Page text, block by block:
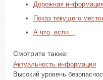
Дорожная
Показ текущего
А что, если…
Смотрите также:
Актуальность информации
Высокий уровень